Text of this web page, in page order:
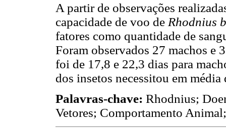
A partir de observações
capacidade de voo de Rhodnius
fatores como quantidade de
Foram observados 27 machos e
foi de 17,8 e 22,3 dias para
dos insetos necessitou em
Palavras-chave: Rhodnius;
Vetores; Comportamento